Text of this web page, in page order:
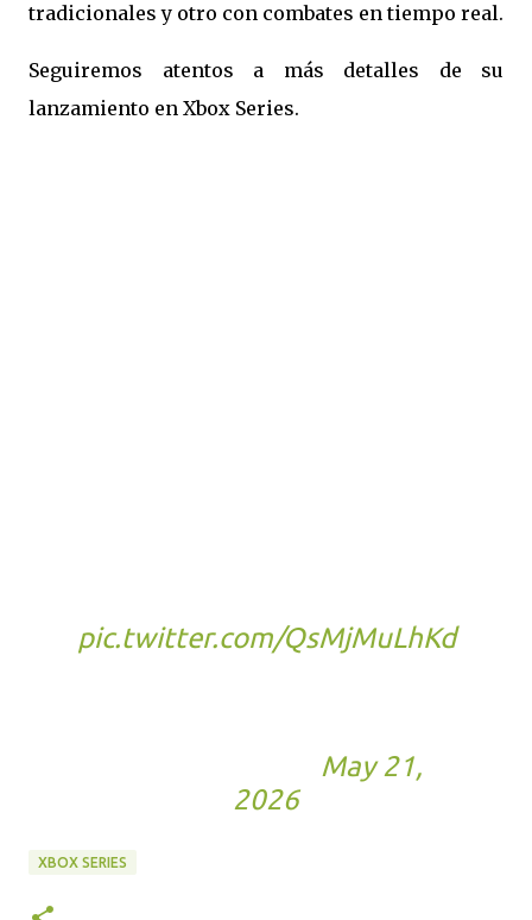
tradicionales y otro con combates en tiempo real.
Seguiremos atentos a más detalles de su
lanzamiento en Xbox Series.
pic.twitter.com/QsMjMuLhKd
May 21,
2026
XBOX SERIES